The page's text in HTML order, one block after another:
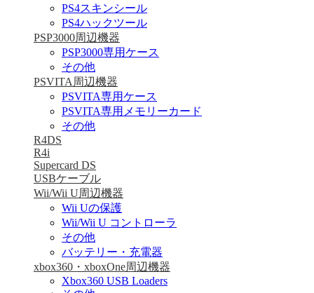
PS4スキンシール
PS4ハックツール
PSP3000周辺機器
PSP3000専用ケース
その他
PSVITA周辺機器
PSVITA専用ケース
PSVITA専用メモリーカード
その他
R4DS
R4i
Supercard DS
USBケーブル
Wii/Wii U周辺機器
Wii Uの保護
Wii/Wii U コントローラ
その他
バッテリー・充電器
xbox360・xboxOne周辺機器
Xbox360 USB Loaders